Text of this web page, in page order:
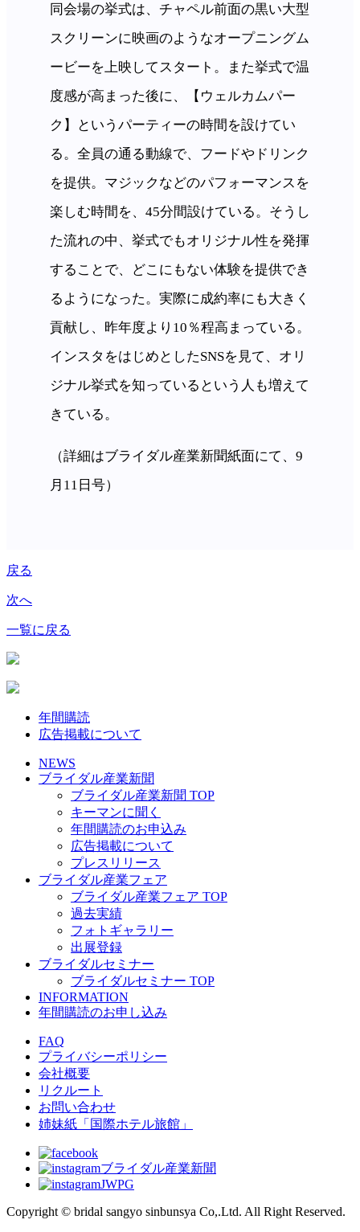
同会場の挙式は、チャペル前面の黒い大型
スクリーンに映画のようなオープニングム
ービーを上映してスタート。また挙式で温
度感が高まった後に、【ウェルカムパー
ク】というパーティーの時間を設けてい
る。全員の通る動線で、フードやドリンク
を提供。マジックなどのパフォーマンスを
楽しむ時間を、45分間設けている。そうし
た流れの中、挙式でもオリジナル性を発揮
することで、どこにもない体験を提供でき
るようになった。実際に成約率にも大きく
貢献し、昨年度より10％程高まっている。
インスタをはじめとしたSNSを見て、オリ
ジナル挙式を知っているという人も増えて
きている。
（詳細はブライダル産業新聞紙面にて、9
月11日号）
戻る
次へ
一覧に戻る
年間購読
広告掲載について
NEWS
ブライダル産業新聞
ブライダル産業新聞 TOP
キーマンに聞く
年間購読のお申込み
広告掲載について
プレスリリース
ブライダル産業フェア
ブライダル産業フェア TOP
過去実績
フォトギャラリー
出展登録
ブライダルセミナー
ブライダルセミナー TOP
INFORMATION
年間購読のお申し込み
FAQ
プライバシーポリシー
会社概要
リクルート
お問い合わせ
姉妹紙「国際ホテル旅館」
ブライダル産業新聞
JWPG
Copyright © bridal sangyo sinbunsya Co,.Ltd. All Right Reserved.